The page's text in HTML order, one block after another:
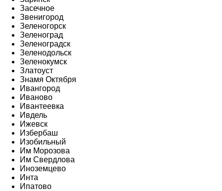
Засечное
Звенигород
Зеленогорск
Зеленоград
Зеленоградск
Зеленодольск
Зеленокумск
Златоуст
Знамя Октября
Ивангород
Иваново
Ивантеевка
Ивдель
Ижевск
Избербаш
Изобильный
Им Морозова
Им Свердлова
Иноземцево
Инта
Ипатово